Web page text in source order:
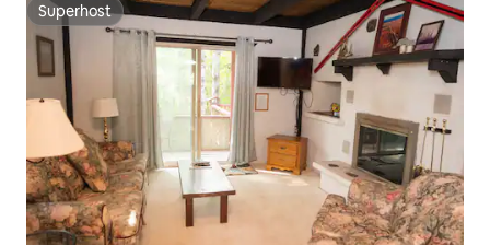
Superhost
Superhost